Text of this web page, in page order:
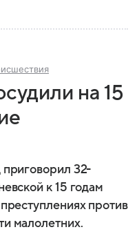
на 15
приговорил 32-
к 15 годам
против
малолетних.